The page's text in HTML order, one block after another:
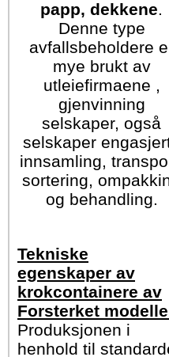
papp, dekkene.
Denne type
avfallsbeholdere
mye brukt av
utleiefirmaene ,
gjenvinning
selskaper, også
selskaper
innsamling,
sortering,
og behandling.
Tekniske
egenskaper av
krokcontainere av
Forsterket
Produksjonen i
henhold til